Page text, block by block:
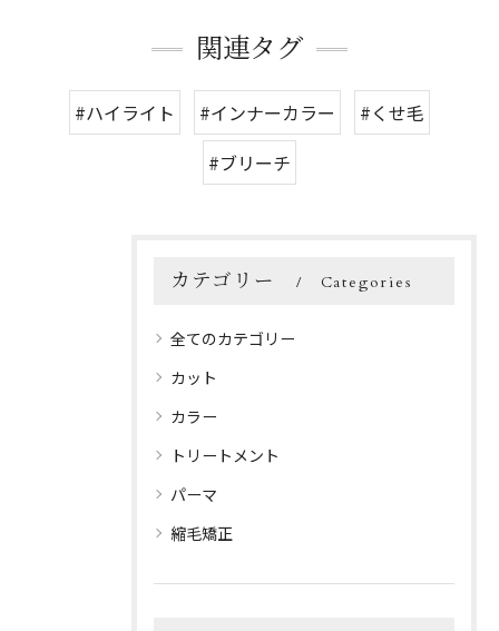
関連タグ
#ハイライト #インナーカラー
#くせ毛
#ブリーチ
カテゴリー Categories
全てのカテゴリー
カット
カラー
トリートメント
パーマ
縮毛矯正